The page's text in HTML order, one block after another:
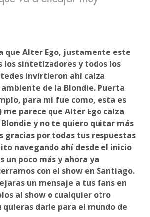
que Alter Ego, justamente este
los sintetizadores y todos los
invirtieron ahí calza
de la Blondie. Puerta
para mí fue como, esta es
me parece que Alter Ego calza
y no te quiero quitar más
gracias por todas tus respuestas
navegando ahí desde el inicio
un poco más y ahora ya
con el show en Santiago.
un mensaje a tus fans en
al show o cualquier otro
darle para el mundo de